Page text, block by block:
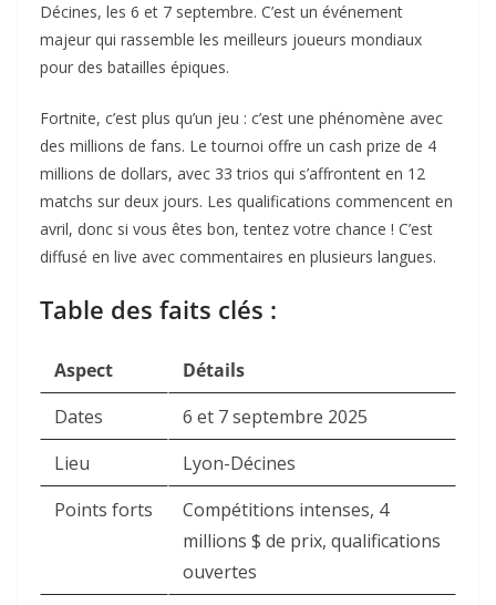
Décines, les 6 et 7 septembre. C’est un événement
majeur qui rassemble les meilleurs joueurs mondiaux
pour des batailles épiques.
Fortnite, c’est plus qu’un jeu : c’est une phénomène avec
des millions de fans. Le tournoi offre un cash prize de 4
millions de dollars, avec 33 trios qui s’affrontent en 12
matchs sur deux jours. Les qualifications commencent en
avril, donc si vous êtes bon, tentez votre chance ! C’est
diffusé en live avec commentaires en plusieurs langues.
Table des faits clés :
Aspect
Détails
Dates
6 et 7 septembre 2025
Lieu
Lyon-Décines
Points forts
Compétitions intenses, 4
millions $ de prix, qualifications
ouvertes